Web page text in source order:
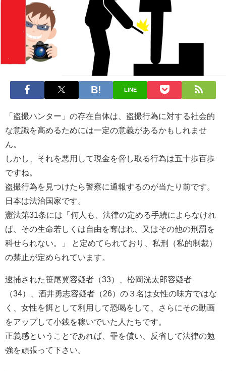
LINE
「盗撮ハンター」の存在自体は、盗撮行為に対する社会的
な意識を高めるためには一定の意義があるかもしれませ
ん。
しかし、それを悪用して現金を脅し取る行為は五十歩百歩
ですね。
盗撮行為を見つけたら警察に通報するのが当たり前です。
日本は法治国家です。
憲法第31条には「何人も、法律の定める手続によらなけれ
ば、その生命若しくは自由を奪はれ、又はその他の刑罰を
科せられない。」 と定めてられており、私刑（私的制裁）
の禁止が定められています。
逮捕された笹尾翼容疑者（33）、松岡洸太郎容疑者
（34）、酒井勇志容疑者（26）の３名は女性の味方ではな
く、女性を餌として利用して恐喝をして、さらにその動画
をアップして小銭を稼いでいた人たちです。
正義感ということであれば、罪を償い、反省して法律の勉
強を頑張って下さい。